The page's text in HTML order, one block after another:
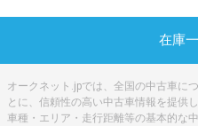
在庫
オークネット.jpでは、全国の中古車に
とに、信頼性の高い中古車情報を提供し
車種・エリア・走行距離等の基本的な